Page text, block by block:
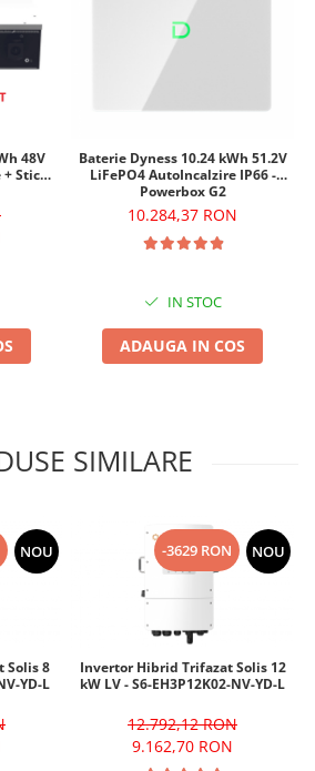
48V
Stick
Baterie Dyness 10.24 kWh 51.2V
LiFePO4 AutoIncalzire IP66 -
Powerbox G2
10.284,37 RON
IN STOC
ADAUGA IN COS
SIMILARE
NOU
Solis 8
YD-L
-3629 RON NOU
Invertor Hibrid Trifazat Solis 12
kW LV - S6-EH3P12K02-NV-YD-L
12.792,12 RON
9.162,70 RON